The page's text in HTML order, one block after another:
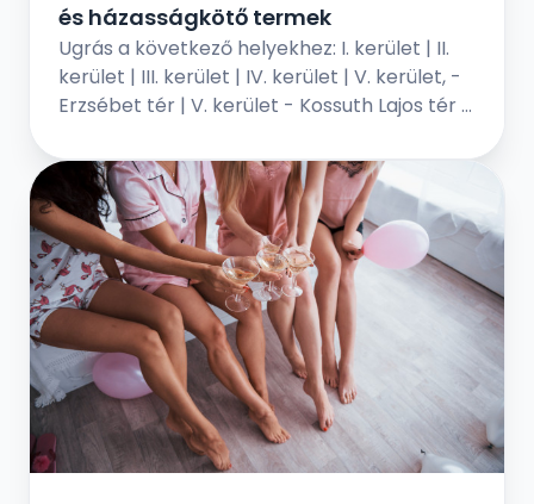
és házasságkötő termek
Ugrás a következő helyekhez: I. kerület | II.
kerület | III. kerület | IV. kerület | V. kerület, -
Erzsébet tér | V. kerület - Kossuth Lajos tér |